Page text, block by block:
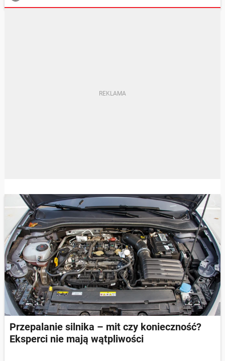
Przepalanie silnika – mit czy konieczność?
Eksperci nie mają wątpliwości